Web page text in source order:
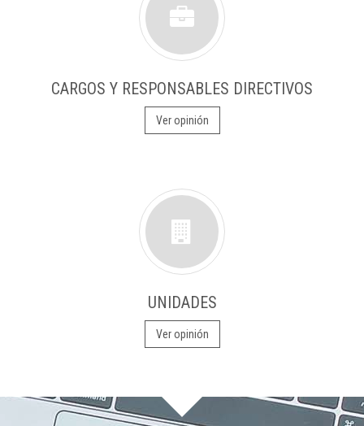
CARGOS Y RESPONSABLES DIRECTIVOS
Ver opinión
UNIDADES
Ver opinión